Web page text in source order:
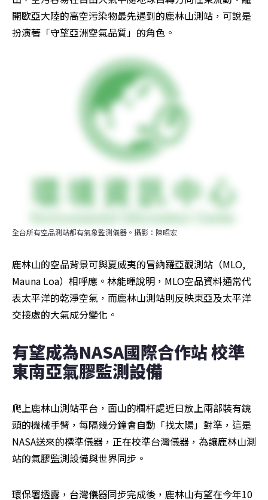
開歐亞大陸的高空污染物最先遇到的鹿林山測站，可說是
扮演著「守望亞洲空氣品質」的角色。
全台所有空品測站都有氣象監測儀器。攝影：陳昭宏
鹿林山的空品背景可與夏威夷的冒納羅亞觀測站（MLO,
Mauna Loa）相呼應。林能暉說明，MLO空品資料通常代
表太平洋的乾淨空氣，而鹿林山測站則反映東亞及太平洋
交接處的大氣成分變化。
有望成為NASA國際合作站 校準
東南亞氣膠監測設備
爬上鹿林山測站平台，面山的欄杆處近日放上兩部裝有鏡
頭的機械手臂，每隔幾分鐘會自動「找太陽」對準，這是
NASA送來的標準儀器，正在校準台灣儀器，為讓鹿林山測
站的氣膠監測設備與世界同步。
環保署透露，台灣儀器同步完成後，鹿林山有望在今年10